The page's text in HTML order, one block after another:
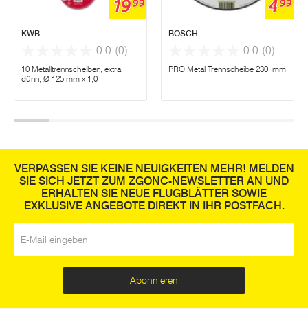
1999
KWB
0.0 (0)
10 Metalltrennscheiben, extra
dünn, Ø 125 mm x 1,0
499
BOSCH
0.0 (0)
PRO Metal Trennscheibe 230 mm
VERPASSEN SIE KEINE NEUIGKEITEN MEHR! MELDEN
SIE SICH JETZT ZUM ZGONC-NEWSLETTER AN UND
ERHALTEN SIE NEUE FLUGBLÄTTER SOWIE
EXKLUSIVE ANGEBOTE DIREKT IN IHR POSTFACH.
Abonnieren